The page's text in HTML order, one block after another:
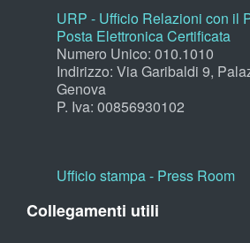
URP - Ufficio Relazioni con il
Posta Elettronica Certificata
Numero Unico: 010.1010
Indirizzo: Via Garibaldi 9,
Genova
P. Iva: 00856930102
Ufficio stampa - Press Room
Collegamenti utili